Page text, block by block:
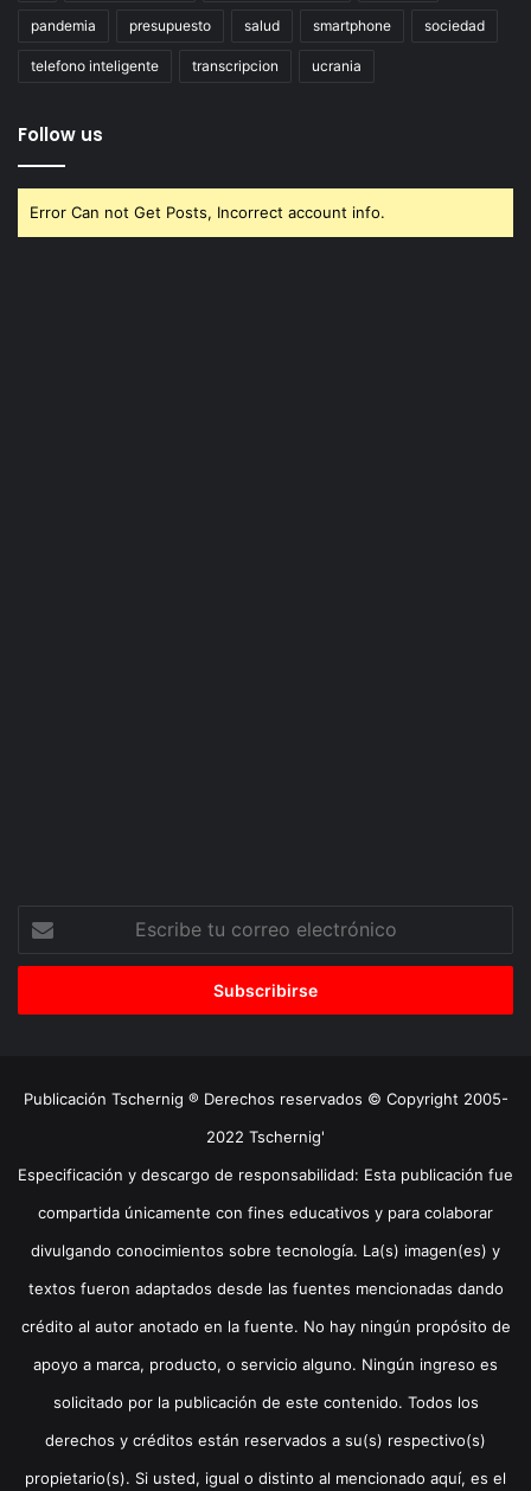
pandemia presupuesto salud smartphone sociedad
telefono inteligente transcripcion ucrania
Follow us
Error Can not Get Posts, Incorrect account info.
correo
Publicación Tschernig ® Derechos reservados © Copyright 2005-
2022 Tschernig'
Especificación y descargo de responsabilidad: Esta publicación fue
compartida únicamente con fines educativos y para colaborar
divulgando conocimientos sobre tecnología. La(s) imagen(es) y
textos fueron adaptados desde las fuentes mencionadas dando
crédito al autor anotado en la fuente. No hay ningún propósito de
apoyo a marca, producto, o servicio alguno. Ningún ingreso es
solicitado por la publicación de este contenido. Todos los
derechos y créditos están reservados a su(s) respectivo(s)
propietario(s). Si usted, igual o distinto al mencionado aquí, es el